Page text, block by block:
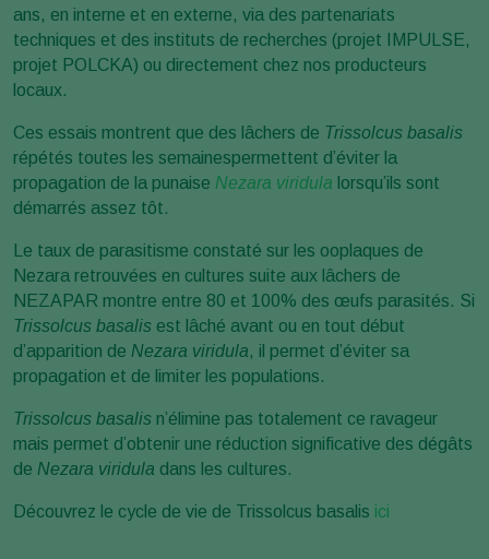
ans, en interne et en externe, via des partenariats
techniques et des instituts de recherches (projet IMPULSE,
projet POLCKA) ou directement chez nos producteurs
locaux.
Ces essais montrent que des lâchers de Trissolcus basalis
répétés toutes les semainespermettent d’éviter la
propagation de la punaise Nezara viridula lorsqu’ils sont
démarrés assez tôt.
Le taux de parasitisme constaté sur les ooplaques de
Nezara retrouvées en cultures suite aux lâchers de
NEZAPAR montre entre 80 et 100% des œufs parasités. Si
Trissolcus basalis est lâché avant ou en tout début
d’apparition de Nezara viridula, il permet d’éviter sa
propagation et de limiter les populations.
Trissolcus basalis n’élimine pas totalement ce ravageur
mais permet d’obtenir une réduction significative des dégâts
de Nezara viridula dans les cultures.
Découvrez le cycle de vie de Trissolcus basalis ici